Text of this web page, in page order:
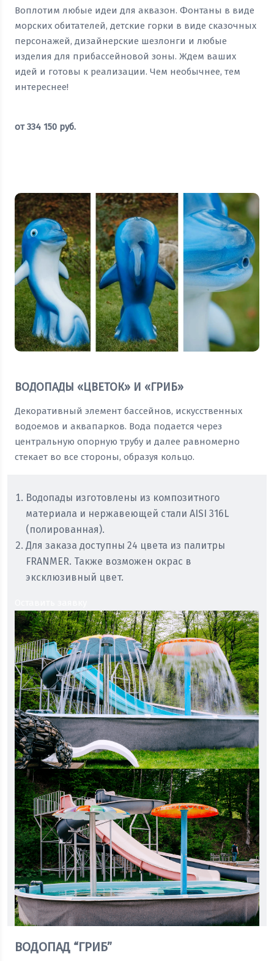
Воплотим любые идеи для аквазон. Фонтаны в виде
морских обитателей, детские горки в виде сказочных
персонажей, дизайнерские шезлонги и любые
изделия для прибассейновой зоны. Ждем ваших
идей и готовы к реализации. Чем необычнее, тем
интереснее!
от334 150 руб.
ВОДОПАДЫ «ЦВЕТОК» И «ГРИБ»
Декоративный элемент бассейнов, искусственных
водоемов и аквапарков. Вода подается через
центральную опорную трубу и далее равномерно
стекает во все стороны, образуя кольцо.
Водопады изготовлены из композитного
материала и нержавеющей стали AISI 316L
(полированная).
Для заказа доступны 24 цвета из палитры
FRANMER. Также возможен окрас в
эксклюзивный цвет.
ВОДОПАД “ГРИБ”